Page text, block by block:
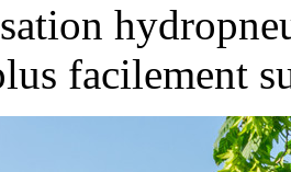
facilement